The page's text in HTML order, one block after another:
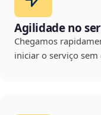
Agilidade no
Chegamos
iniciar o serviço sem